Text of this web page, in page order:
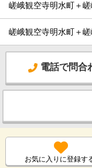
嵯峨観空寺明水町＋
嵯峨観空寺明水町＋
電話で問合
お気に入りに登録す